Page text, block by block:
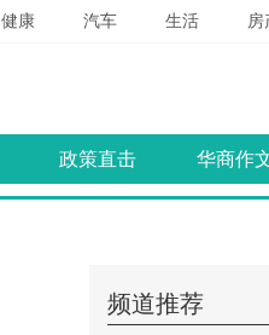
健康 汽车 生活 房
政策直击 华商作
频道推荐